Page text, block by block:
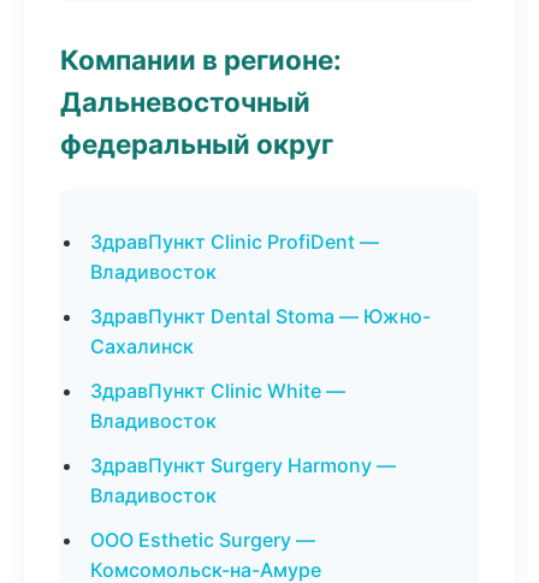
Компании в регионе:
Дальневосточный
федеральный округ
ЗдравПункт Clinic ProfiDent —
Владивосток
ЗдравПункт Dental Stoma — Южно-
Сахалинск
ЗдравПункт Clinic White —
Владивосток
ЗдравПункт Surgery Harmony —
Владивосток
ООО Esthetic Surgery —
Комсомольск-на-Амуре